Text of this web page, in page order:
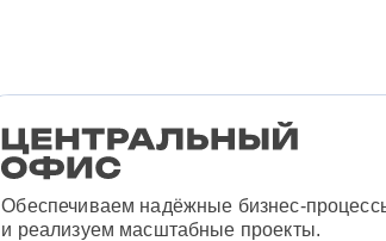
Обеспечиваем надёжные бизнес-
и реализуем масштабные проекты.